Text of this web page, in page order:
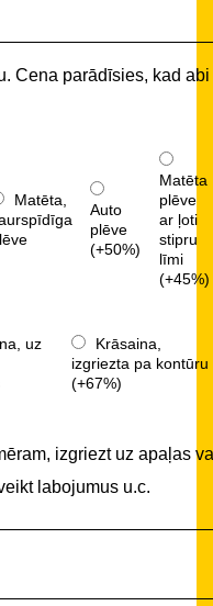
Cena parādīsies, kad abi
Matēta,
Auto
plēve
(+50%)
Matēta
plēve
ar ļoti
stipru
līmi
(+45%)
uz
Krāsaina,
izgriezta pa kontūru
(+67%)
izgriezt uz apaļas
labojumus u.c.